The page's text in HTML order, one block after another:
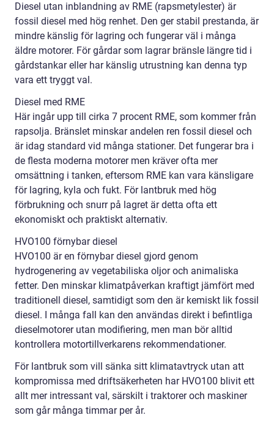
Diesel utan inblandning av RME (rapsmetylester) är
fossil diesel med hög renhet. Den ger stabil prestanda, är
mindre känslig för lagring och fungerar väl i många
äldre motorer. För gårdar som lagrar bränsle längre tid i
gårdstankar eller har känslig utrustning kan denna typ
vara ett tryggt val.
Diesel med RME
Här ingår upp till cirka 7 procent RME, som kommer från
rapsolja. Bränslet minskar andelen ren fossil diesel och
är idag standard vid många stationer. Det fungerar bra i
de flesta moderna motorer men kräver ofta mer
omsättning i tanken, eftersom RME kan vara känsligare
för lagring, kyla och fukt. För lantbruk med hög
förbrukning och snurr på lagret är detta ofta ett
ekonomiskt och praktiskt alternativ.
HVO100 förnybar diesel
HVO100 är en förnybar diesel gjord genom
hydrogenering av vegetabiliska oljor och animaliska
fetter. Den minskar klimatpåverkan kraftigt jämfört med
traditionell diesel, samtidigt som den är kemiskt lik fossil
diesel. I många fall kan den användas direkt i befintliga
dieselmotorer utan modifiering, men man bör alltid
kontrollera motortillverkarens rekommendationer.
För lantbruk som vill sänka sitt klimatavtryck utan att
kompromissa med driftsäkerheten har HVO100 blivit ett
allt mer intressant val, särskilt i traktorer och maskiner
som går många timmar per år.